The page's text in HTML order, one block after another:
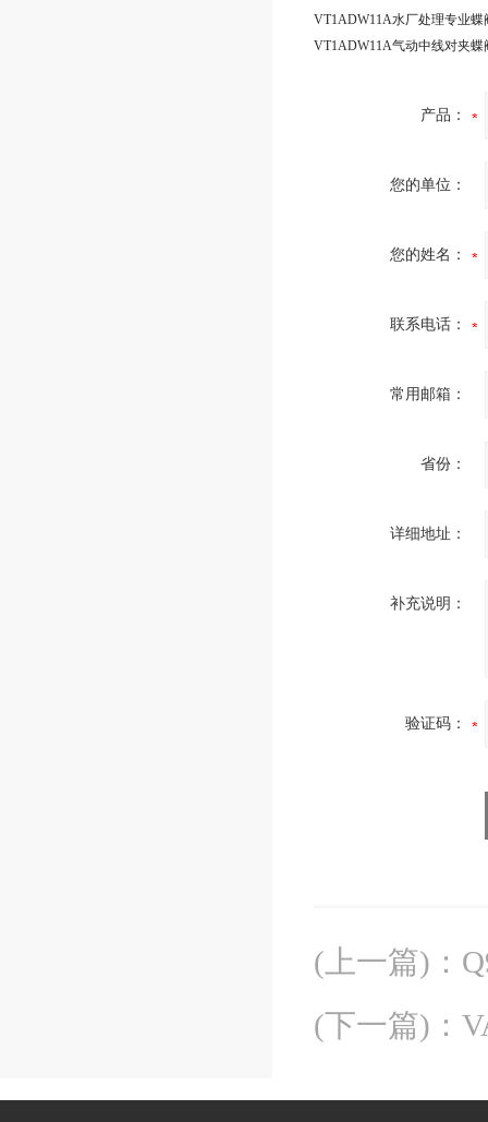
产品：
您的单位：
您的姓名：
联系电话：
常用邮箱：
省份：
详细地址：
补充说明：
验证码：
(上一篇) ：
(下一篇) ：